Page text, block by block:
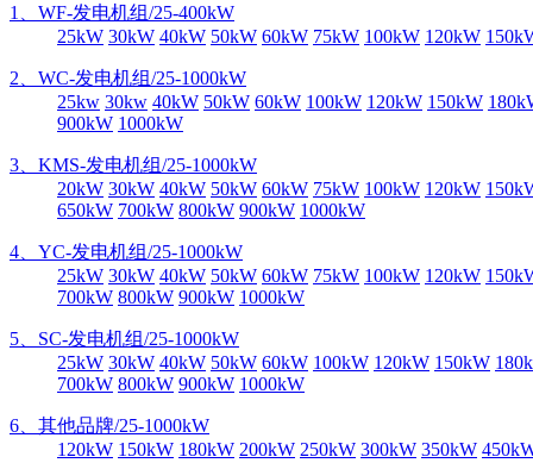
1、WF-发电机组/25-400kW
25kW 30kW 40kW 50kW 60kW 75kW 100kW 120kW
2、WC-发电机组/25-1000kW
25kw 30kw 40kW 50kW 60kW 100kW 120kW 150kW
900kW 1000kW
3、KMS-发电机组/25-1000kW
20kW 30kW 40kW 50kW 60kW 75kW 100kW 120kW
650kW 700kW 800kW 900kW 1000kW
4、YC-发电机组/25-1000kW
25kW 30kW 40kW 50kW 60kW 75kW 100kW 120kW
700kW 800kW 900kW 1000kW
5、SC-发电机组/25-1000kW
25kW 30kW 40kW 50kW 60kW 100kW 120kW 150kW
700kW 800kW 900kW 1000kW
6、其他品牌/25-1000kW
120kW 150kW 180kW 200kW 250kW 300kW 350kW